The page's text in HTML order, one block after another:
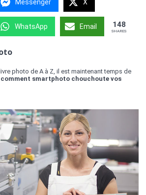
Messenger X
WhatsApp Email 148
SHARES
photo de A à Z, il est maintenant temps de
comment smartphoto chouchoute vos